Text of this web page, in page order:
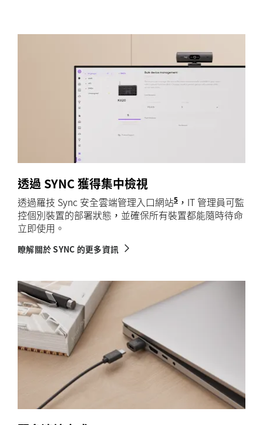
透過 SYNC 獲得集中檢視
透過羅技 Sync 安全雲端管理入口網站5 需在個人筆記型電
，IT 管理員可監
控個別裝置的部署狀態，並確保所有裝置都能隨時待命
立即使用。
瞭解關於 SYNC 的更多資訊